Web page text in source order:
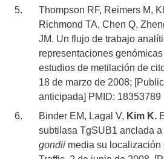
Thompson RF, Reimers M,
Richmond TA, Chen Q,
JM. Un flujo de trabajo
representaciones
estudios de metilación de
18 de marzo de 2008;
anticipada] PMID: 18353789
Binder EM, Lagal V, Kim K.
subtilasa TgSUB1 anclada a
gondii media su localización